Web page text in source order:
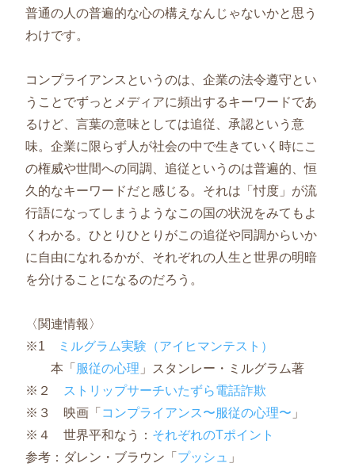
普通の人の普遍的な心の構えなんじゃないかと思う
わけです。
コンプライアンスというのは、企業の法令遵守とい
うことでずっとメディアに頻出するキーワードであ
るけど、言葉の意味としては追従、承認という意
味。企業に限らず人が社会の中で生きていく時にこ
の権威や世間への同調、追従というのは普遍的、恒
久的なキーワードだと感じる。それは「忖度」が流
行語になってしまうようなこの国の状況をみてもよ
くわかる。ひとりひとりがこの追従や同調からいか
に自由になれるかが、それぞれの人生と世界の明暗
を分けることになるのだろう。
〈関連情報〉
※1
ミルグラム実験（アイヒマンテスト）
本「 服従の心理 」スタンレー・ミルグラム著
※２ ストリップサーチいたずら電話詐欺
※３ 映画「 コンプライアンス〜服従の心理〜 」
※４ 世界平和なう： それぞれのTポイント
参考：ダレン・ブラウン「 プッシュ
」